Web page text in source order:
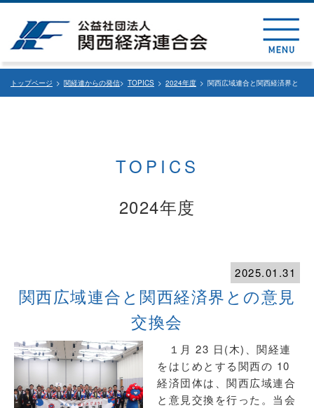
トップページ > 関経連からの発信> TOPICS > 2024年度 > 関西広域連合と関西経済界と
TOPICS
2024年度
2025.01.31
関西広域連合と関西経済界との意見
交換会
１月 23 日(木)、関経連
をはじめとする関西の 10
経済団体は、関西広域連合
と意見交換を行った。当会